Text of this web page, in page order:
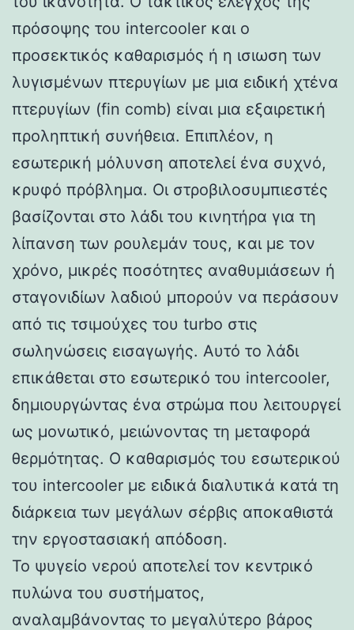
πρόσοψης του intercooler και ο
προσεκτικός καθαρισμός ή η ισιωση των
λυγισμένων πτερυγίων με μια ειδική χτένα
πτερυγίων (fin comb) είναι μια εξαιρετική
προληπτική συνήθεια. Επιπλέον, η
εσωτερική μόλυνση αποτελεί ένα συχνό,
κρυφό πρόβλημα. Οι στροβιλοσυμπιεστές
βασίζονται στο λάδι του κινητήρα για τη
λίπανση των ρουλεμάν τους, και με τον
χρόνο, μικρές ποσότητες αναθυμιάσεων ή
σταγονιδίων λαδιού μπορούν να περάσουν
από τις τσιμούχες του turbo στις
σωληνώσεις εισαγωγής. Αυτό το λάδι
επικάθεται στο εσωτερικό του intercooler,
δημιουργώντας ένα στρώμα που λειτουργεί
ως μονωτικό, μειώνοντας τη μεταφορά
θερμότητας. Ο καθαρισμός του εσωτερικού
του intercooler με ειδικά διαλυτικά κατά τη
διάρκεια των μεγάλων σέρβις αποκαθιστά
την εργοστασιακή απόδοση.
Το ψυγείο νερού αποτελεί τον κεντρικό
πυλώνα του συστήματος,
αναλαμβάνοντας το μεγαλύτερο βάρος